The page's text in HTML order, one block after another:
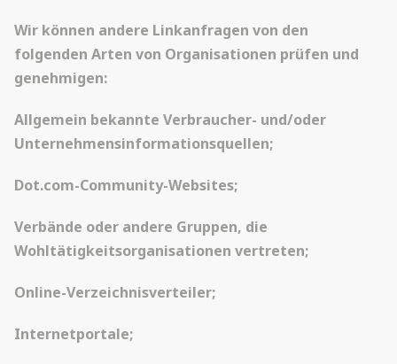
Wir können andere Linkanfragen von den
folgenden Arten von Organisationen prüfen und
genehmigen:
Allgemein bekannte Verbraucher- und/oder
Unternehmensinformationsquellen;
Dot.com-Community-Websites;
Verbände oder andere Gruppen, die
Wohltätigkeitsorganisationen vertreten;
Online-Verzeichnisverteiler;
Internetportale;